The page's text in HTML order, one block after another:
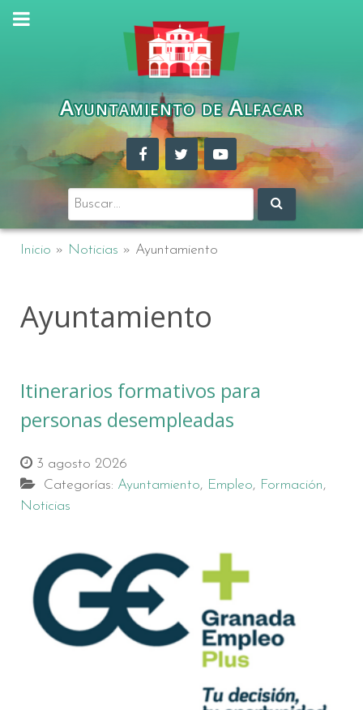
Ayuntamiento de Alfacar
Buscar:
Inicio » Noticias » Ayuntamiento
Ayuntamiento
Itinerarios formativos para
personas desempleadas
3 agosto 2026
Categorías: Ayuntamiento, Empleo, Formación,
Noticias